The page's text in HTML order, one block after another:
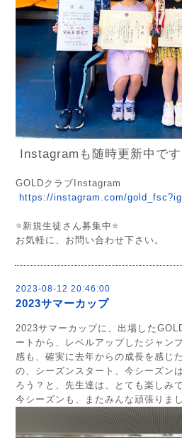
Instagramも随時更新中です
GOLDクラブInstagram
https://instagram.com/
⭐️新規生徒さん募集中⭐️
お気軽に、お問い合わせ下さい。
2023-08-12 20:46:00
2023サマーカップ
2023サマーカップに、出場した
ートから、レベルアップしたジャン
感も、確実に去年からの成長を感じ
の、シーズンスタート、今シーズン
ろう？と、先生達は、とても楽しみで
今シーズンも、またみんな頑張りま